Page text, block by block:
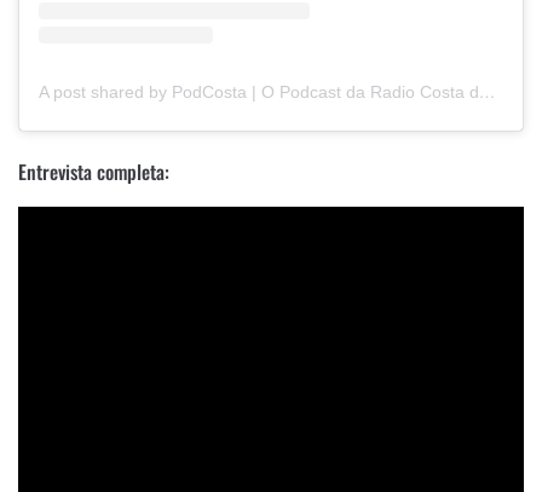
A post shared by PodCosta | O Podcast da Radio Costa do Sol (@podcostaoficial)
Entrevista completa: